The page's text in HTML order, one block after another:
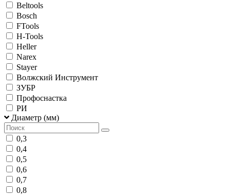
Beltools
Bosch
FTools
H-Tools
Heller
Narex
Stayer
Волжский Инструмент
ЗУБР
Профоснастка
РИ
Диаметр (мм)
0,3
0,4
0,5
0,6
0,7
0,8